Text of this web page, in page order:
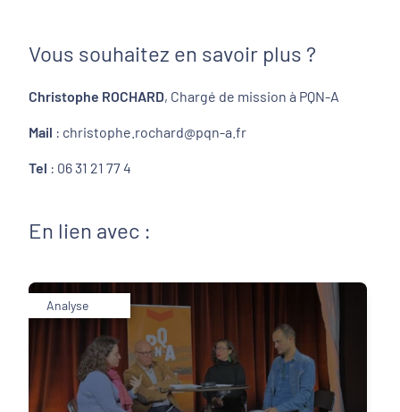
Vous souhaitez en savoir plus ?
Christophe ROCHARD, Chargé de mission à PQN-A
Mail : christophe.rochard@pqn-a.fr
Tel : 06 31 21 77 4
En lien avec :
Analyse